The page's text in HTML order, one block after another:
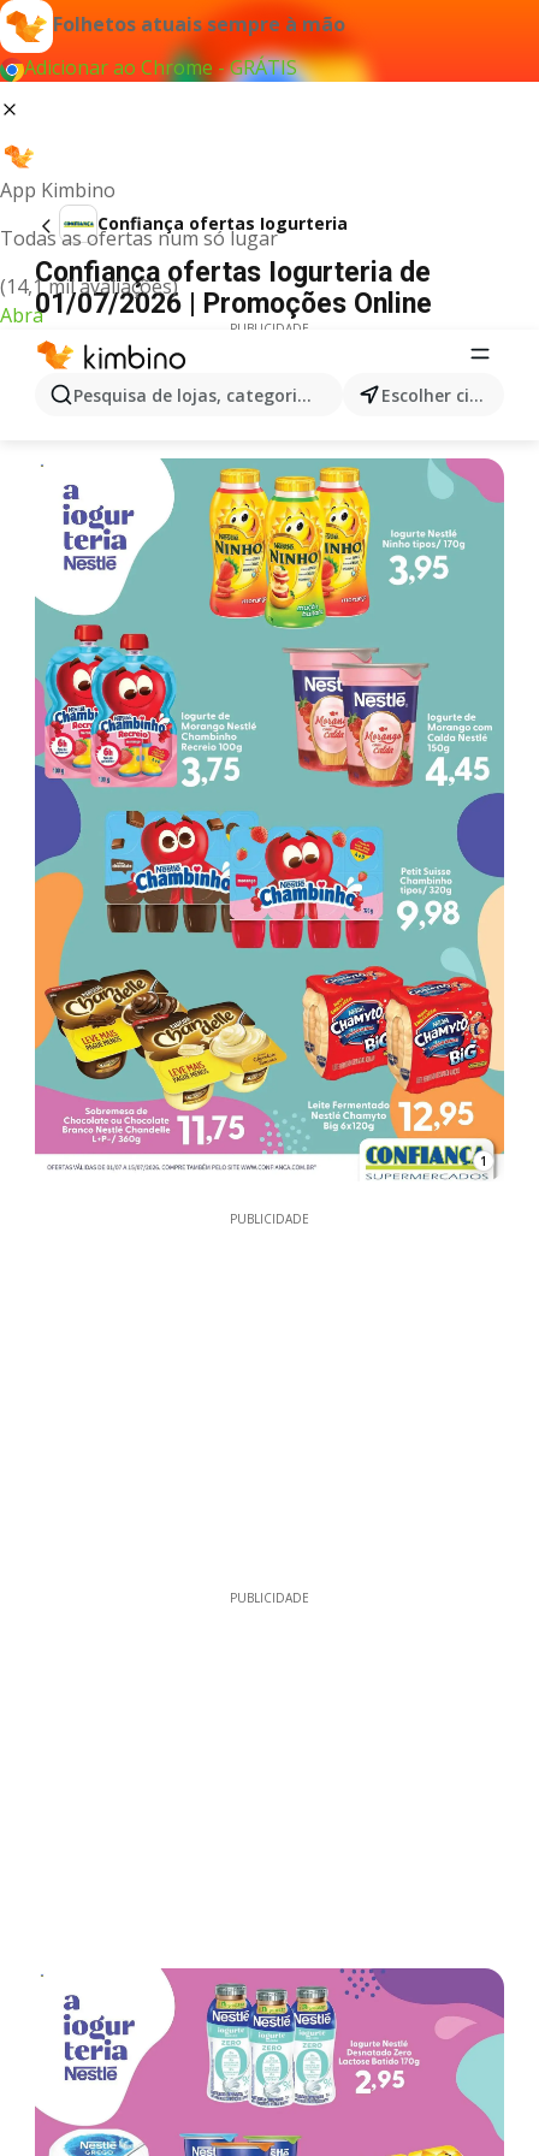
Folhetos atuais sempre à mão
Adicionar ao Chrome - GRÁTIS
App Kimbino
Todas as ofertas num só lugar
(14,1 mil avaliações)
Abra
Pesquisa de lojas, categorias,produtos... Escolher cidade
Confiança ofertas Iogurteria
Confiança ofertas Iogurteria de
01/07/2026 | Promoções Online
PUBLICIDADE
1
PUBLICIDADE
PUBLICIDADE